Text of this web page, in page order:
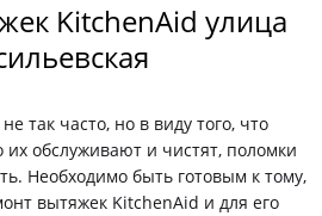
KitchenAid улица
так часто, но в виду того, что
их обслуживают и чистят, поломки
Необходимо быть готовым к тому,
вытяжек KitchenAid и для его